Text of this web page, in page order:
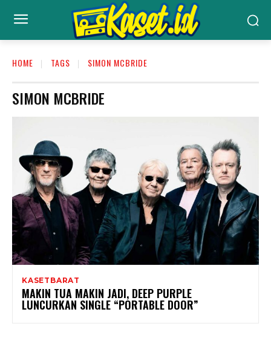
HOME TAGS SIMON MCBRIDE
SIMON MCBRIDE
KASETBARAT
MAKIN TUA MAKIN JADI, DEEP PURPLE
LUNCURKAN SINGLE “PORTABLE DOOR”